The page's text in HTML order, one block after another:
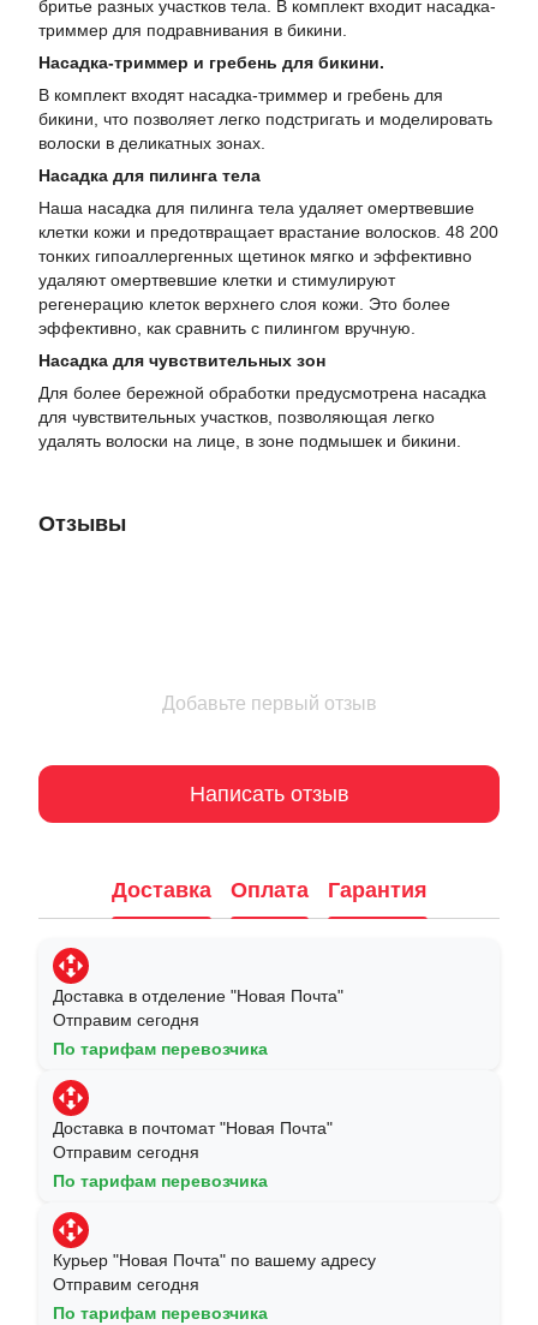
бритье разных участков тела. В комплект входит насадка-
триммер для подравнивания в бикини.
Насадка-триммер и гребень для бикини.
В комплект входят насадка-триммер и гребень для
бикини, что позволяет легко подстригать и моделировать
волоски в деликатных зонах.
Насадка для пилинга тела
Наша насадка для пилинга тела удаляет омертвевшие
клетки кожи и предотвращает врастание волосков. 48 200
тонких гипоаллергенных щетинок мягко и эффективно
удаляют омертвевшие клетки и стимулируют
регенерацию клеток верхнего слоя кожи. Это более
эффективно, как сравнить с пилингом вручную.
Насадка для чувствительных зон
Для более бережной обработки предусмотрена насадка
для чувствительных участков, позволяющая легко
удалять волоски на лице, в зоне подмышек и бикини.
Отзывы
Добавьте первый отзыв
Написать отзыв
Доставка Оплата Гарантия
Доставка в отделение "Новая Почта"
Отправим сегодня
По тарифам перевозчика
Доставка в почтомат "Новая Почта"
Отправим сегодня
По тарифам перевозчика
Курьер "Новая Почта" по вашему адресу
Отправим сегодня
По тарифам перевозчика